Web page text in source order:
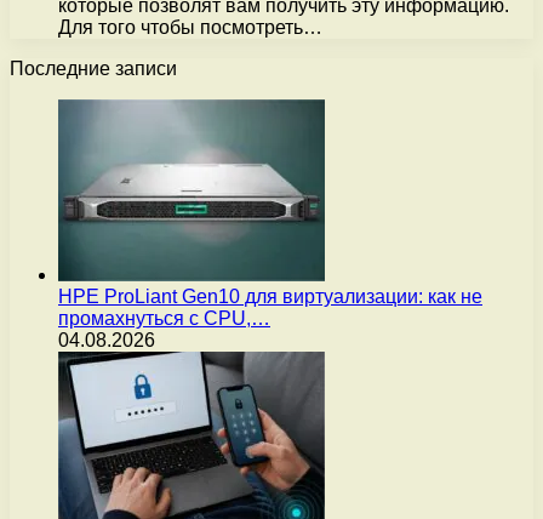
которые позволят вам получить эту информацию.
Для того чтобы посмотреть…
Последние записи
HPE ProLiant Gen10 для виртуализации: как не
промахнуться с CPU,…
04.08.2026